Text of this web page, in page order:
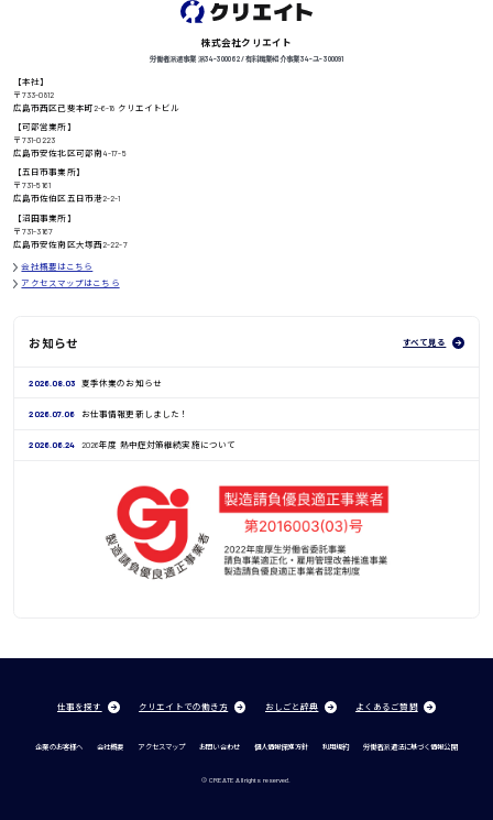
高知県
鳥取県
日給8000円〜
株式会社クリエイト
労働者派遣事業 派34-300062 / 有料職業紹介事業 34-ユ-300091
【本社】
〒733-0812
広島市西区己斐本町2-6-18 クリエイトビル
【可部営業所】
〒731-0223
広島市安佐北区可部南4-17-5
【五日市事業所】
〒731-5161
広島市佐伯区五日市港2-2-1
【沼田事業所】
〒731-3167
広島市安佐南区大塚西2-22-7
会社概要はこちら
アクセスマップはこちら
お知らせ すべて見る
2026.08.03 夏季休業のお知らせ
2026.07.06 お仕事情報更新しました！
2026.06.24 2026年度 熱中症対策継続実施について
仕事を探す クリエイトでの働き方 おしごと辞典 よくあるご質問
企業のお客様へ 会社概要 アクセスマップ お問い合わせ 個人情報保護方針 利用規約 労働者派遣法に基づく情報公開
© CREATE All rights reserved.